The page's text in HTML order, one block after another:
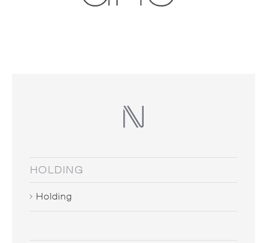
HOLDING
Holding